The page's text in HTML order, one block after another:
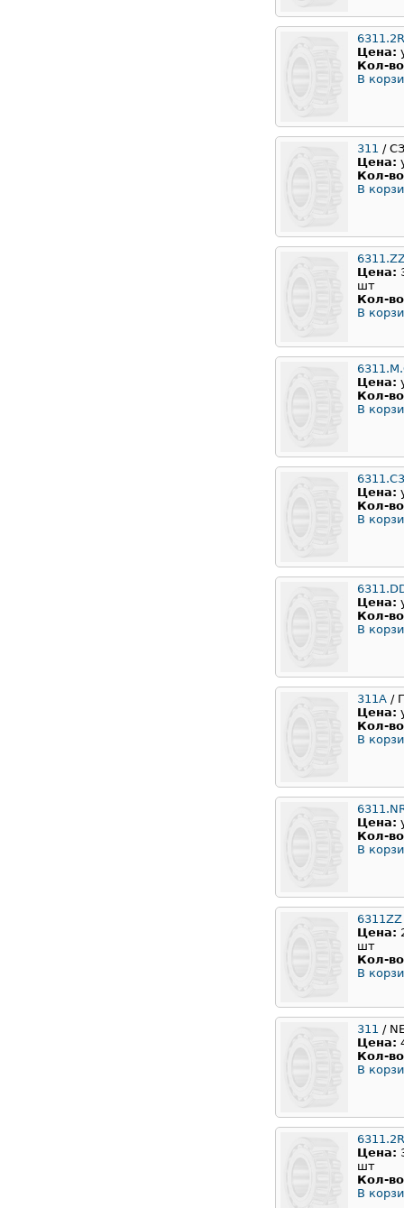
Цена:
Кол-
В
311 /
Цена:
Кол-
В
Цена:
шт
Кол-
В
Цена:
Кол-
В
6311.C3
Цена:
Кол-
В
Цена:
Кол-
В
311А /
Цена:
Кол-
В
Цена:
Кол-
В
6311ZZ
Цена:
шт
Кол-
В
311 /
Цена:
Кол-
В
Цена:
шт
Кол-
В